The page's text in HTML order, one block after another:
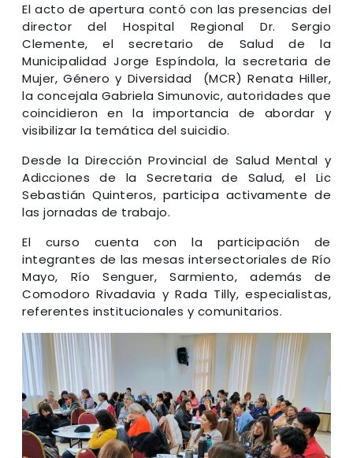
El acto de apertura contó con las presencias del
director del Hospital Regional Dr. Sergio
Clemente, el secretario de Salud de la
Municipalidad Jorge Espíndola, la secretaria de
Mujer, Género y Diversidad (MCR) Renata Hiller,
la concejala Gabriela Simunovic, autoridades que
coincidieron en la importancia de abordar y
visibilizar la temática del suicidio.
Desde la Dirección Provincial de Salud Mental y
Adicciones de la Secretaria de Salud, el Lic
Sebastián Quinteros, participa activamente de
las jornadas de trabajo.
El curso cuenta con la participación de
integrantes de las mesas intersectoriales de Río
Mayo, Río Senguer, Sarmiento, además de
Comodoro Rivadavia y Rada Tilly, especialistas,
referentes institucionales y comunitarios.